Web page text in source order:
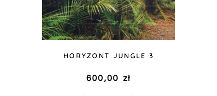
HORYZONT JUNGLE 3
600,00 zł